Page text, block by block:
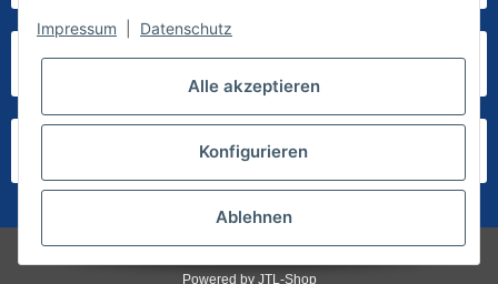
* Alle Preise inkl. gesetzlicher USt., zzgl.Versand
Powered by JTL-Shop
Impressum Datenschutz
Alle akzeptieren
Konfigurieren
Ablehnen